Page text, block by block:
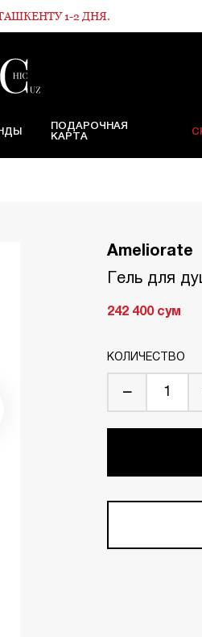
1-2 ДНЯ.
ПОДАРОЧНАЯ
КАРТА
Ameliorate
Гель для
242 400сум
КОЛИЧЕСТВО